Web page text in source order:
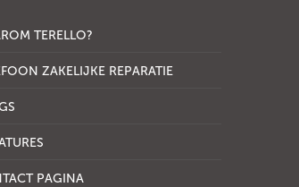
TERELLO?
ZAKELIJKE REPARATIE
PAGINA